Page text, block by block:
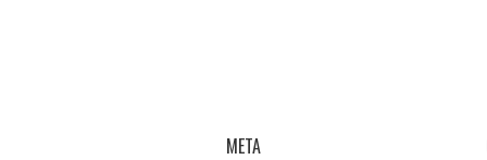
META